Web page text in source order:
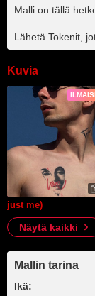
Malli on tällä
Lähetä Tokenit,
Kuvia
just me)
Näytä kaikki
Mallin tarina
Ikä: